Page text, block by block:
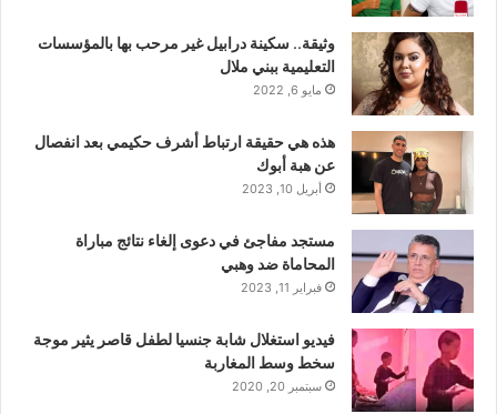
وثيقة.. سكينة درابيل غير مرحب بها بالمؤسسات
التعليمية ببني ملال
مايو 6, 2022
هذه هي حقيقة ارتباط أشرف حكيمي بعد انفصال
عن هبة أبوك
أبريل 10, 2023
مستجد مفاجئ في دعوى إلغاء نتائج مباراة
المحاماة ضد وهبي
فبراير 11, 2023
فيديو استغلال شابة جنسيا لطفل قاصر يثير موجة
سخط وسط المغاربة
سبتمبر 20, 2020